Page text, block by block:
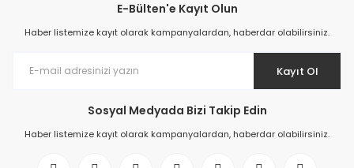
E-Bülten'e Kayıt Olun
Haber listemize kayıt olarak kampanyalardan, haberdar olabilirsiniz.
Kayıt Ol
Sosyal Medyada Bizi Takip Edin
Haber listemize kayıt olarak kampanyalardan, haberdar olabilirsiniz.